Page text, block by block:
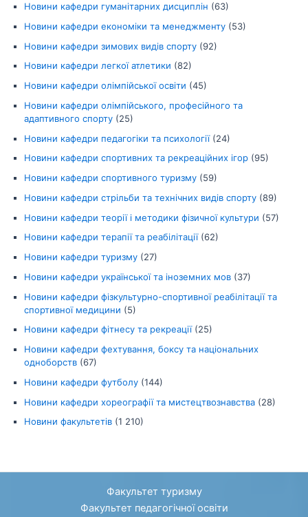
Новини кафедри гуманітарних дисциплін (63)
Новини кафедри економіки та менеджменту (53)
Новини кафедри зимових видів спорту (92)
Новини кафедри легкої атлетики (82)
Новини кафедри олімпійської освіти (45)
Новини кафедри олімпійського, професійного та
адаптивного спорту (25)
Новини кафедри педагогіки та психології(24)
Новини кафедри спортивних та рекреаційних ігор (95)
Новини кафедри спортивного туризму (59)
Новини кафедри стрільби та технічних видів спорту (89)
Новини кафедри теорії і методики фізичної культури (57)
Новини кафедри терапії та реабілітації(62)
Новини кафедри туризму (27)
Новини кафедри української та іноземних мов (37)
Новини кафедри фізкультурно-спортивної реабілітації та
спортивної медицини (5)
Новини кафедри фітнесу та рекреації(25)
Новини кафедри фехтування, боксу та національних
одноборств (67)
Новини кафедри футболу (144)
Новини кафедри хореографії та мистецтвознавства (28)
Новини факультетів (1 210)
Факультет туризму
Факультет педагогічної освіти